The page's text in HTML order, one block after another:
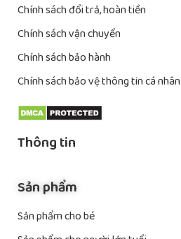
Chính sách đổi trả, hoàn tiền
Chính sách vận chuyển
Chính sách bảo hành
Chính sách bảo vệ thông tin cá nhân
Thông tin
Sản phẩm
Sản phẩm cho bé